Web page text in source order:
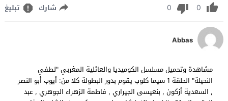
0
0 شارك تبليغ
Abbas
مشاهدة وتحميل مسلسل الكوميديا والعائلية المغربي "لطفي
النحيلة" الحلقة 1 سيما كلوب يقوم بدور البطولة كلا من: أيوب أبو النصر
, السعدية أزكون , بنعيسى الجيراري , فاطمة الزهراء الجوهري , عبد